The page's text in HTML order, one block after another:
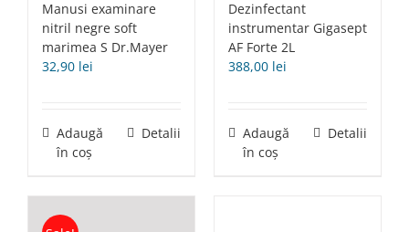
Manusi examinare
nitril negre soft
marimea S Dr.Mayer
32,90 lei
Adaugă
în coș
Detalii
Dezinfectant
instrumentar Gigasept
AF Forte 2L
388,00 lei
Adaugă
în coș
Detalii